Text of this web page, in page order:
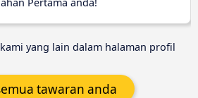
yang lain dalam halaman profil
tawaran anda